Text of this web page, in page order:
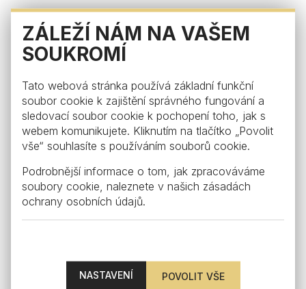
ZÁLEŽÍ NÁM NA VAŠEM
SOUKROMÍ
Tato webová stránka používá základní funkční
soubor cookie k zajištění správného fungování a
sledovací soubor cookie k pochopení toho, jak s
webem komunikujete. Kliknutím na tlačítko „Povolit
vše“ souhlasíte s používáním souborů cookie.
Podrobnější informace o tom, jak zpracováváme
soubory cookie, naleznete v našich zásadách
ochrany osobních údajů.
NASTAVENÍ
Visual
Sklenice na bílé víno Visual, křišťál
from €127